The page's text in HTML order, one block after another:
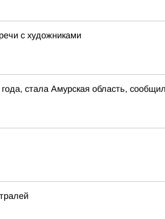
с художниками
стала Амурская область,